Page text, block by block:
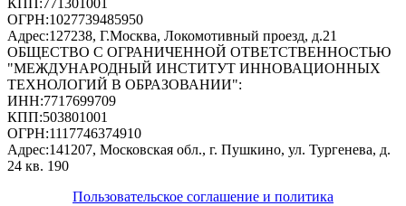
ОГРН:1027739485950
Адрес:127238, Г.Москва, Локомотивный проезд, д.21
ОБЩЕСТВО С ОГРАНИЧЕННОЙ ОТВЕТСТВЕННОСТЬЮ
"МЕЖДУНАРОДНЫЙ ИНСТИТУТ ИННОВАЦИОННЫХ
ТЕХНОЛОГИЙ В ОБРАЗОВАНИИ":
ИНН:7717699709
КПП:503801001
ОГРН:1117746374910
Адрес:141207, Московская обл., г. Пушкино, ул. Тургенева, д.
24 кв. 190
Пользовательское соглашение и политика